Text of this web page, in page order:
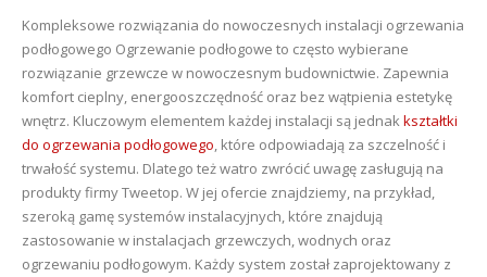
Kompleksowe rozwiązania do nowoczesnych instalacji ogrzewania
podłogowego Ogrzewanie podłogowe to często wybierane
rozwiązanie grzewcze w nowoczesnym budownictwie. Zapewnia
komfort cieplny, energooszczędność oraz bez wątpienia estetykę
wnętrz. Kluczowym elementem każdej instalacji są jednakkształtki
do ogrzewania podłogowego, które odpowiadają za szczelność i
trwałość systemu. Dlatego też watro zwrócić uwagę zasługują na
produkty firmy Tweetop. W jej ofercie znajdziemy, na przykład,
szeroką gamę systemów instalacyjnych, które znajdują
zastosowanie w instalacjach grzewczych, wodnych oraz
ogrzewaniu podłogowym. Każdy system został zaprojektowany z